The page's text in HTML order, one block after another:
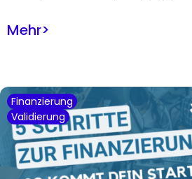
Mehr>
Finanzierung
Validierung